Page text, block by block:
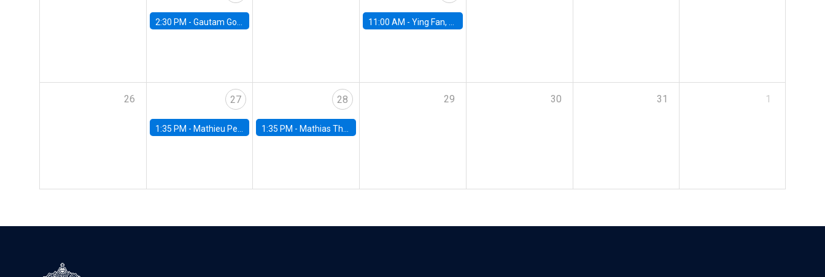
2:30 PM - Gautam Gowrisankaran, Columbia University 11:00 AM -Ying Fan, University of Michigan
26 27
1:35 PM - Mathieu Pedemonte, IDB
28
1:35 PM - Mathias Thoenig, University of Lausanne
29 30 31 1